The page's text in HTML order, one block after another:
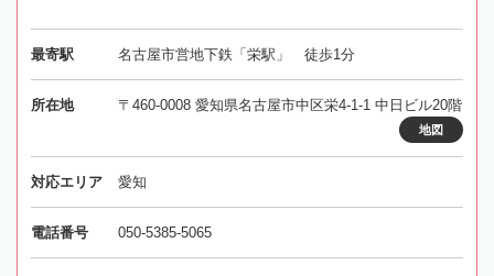
最寄駅 名古屋市営地下鉄「栄駅」 徒歩1分
所在地 〒460-0008 愛知県名古屋市中区栄4-1-1 中日ビル20階
地図
対応エリア 愛知
電話番号 050-5385-5065